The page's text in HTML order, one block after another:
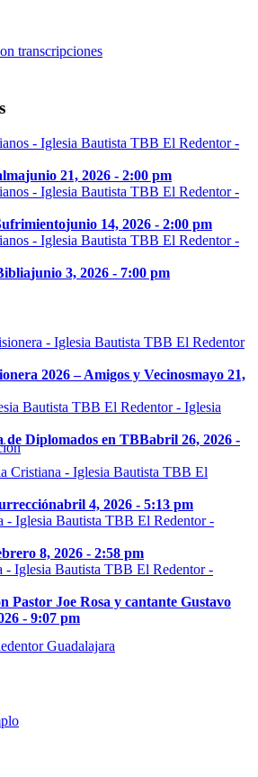
transcripciones
Guadalajara
junio 21, 2026 - 2:00 pm
junio 14, 2026 - 2:00 pm
junio 3, 2026 - 7:00 pm
2026 – Amigos y Vecinosmayo 21,
de Diplomados en TBBabril 26, 2026 -
abril 4, 2026 - 5:13 pm
8, 2026 - 2:58 pm
Pastor Joe Rosa y cantante Gustavo
- 9:07 pm